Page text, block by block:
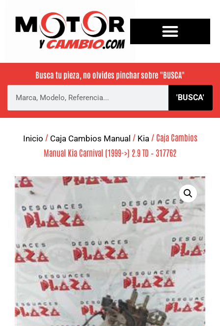
Busca tu pieza, no olvides pinchar sobre "BUSCA"
'BUSCA'
Inicio / Caja Cambios Manual / Kia / Caja Cambios
Manual Kia Carnival (1999->) 2.9 TD – 317762